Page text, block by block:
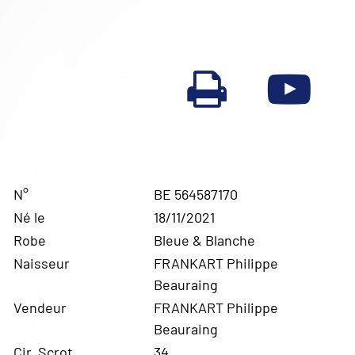
N°
BE 564587170
Né le
18/11/2021
Robe
Bleue & Blanche
Naisseur
FRANKART Philippe
Beauraing
Vendeur
FRANKART Philippe
Beauraing